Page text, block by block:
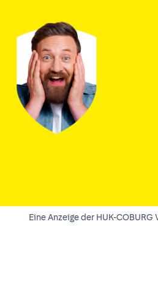
Eine Anzeige der HUK-COBURG